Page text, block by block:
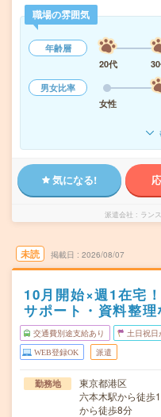
職場の雰囲気
年齢層
20代
男女比率
女性
気になる!
派遣会社 ラン
未読 掲載日 2026/08/07
10月開始×週1在宅
サポート・資料整
交通費別途支給あり 土日祝日
WEB登録OK 派遣
勤務地
東京都港区
六本木駅から徒歩
から徒歩8分